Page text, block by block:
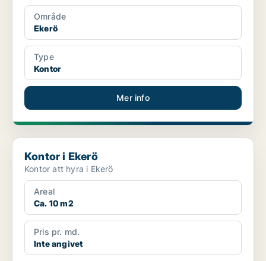
Område
Ekerö
Type
Kontor
Mer info
Kontor i Ekerö
Kontor i Ekerö
Kontor att hyra i Ekerö
Areal
Ca. 10 m2
Pris pr. md.
Inte angivet